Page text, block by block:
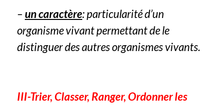
– un caractère: particularité d’un
organisme vivant permettant de le
distinguer des autres organismes vivants.
III-Trier, Classer, Ranger, Ordonner les